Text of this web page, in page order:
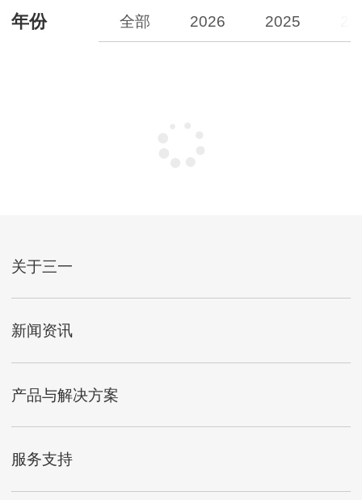
年份 全部 2026 2025
关于三一
新闻资讯
产品与解决方案
服务支持